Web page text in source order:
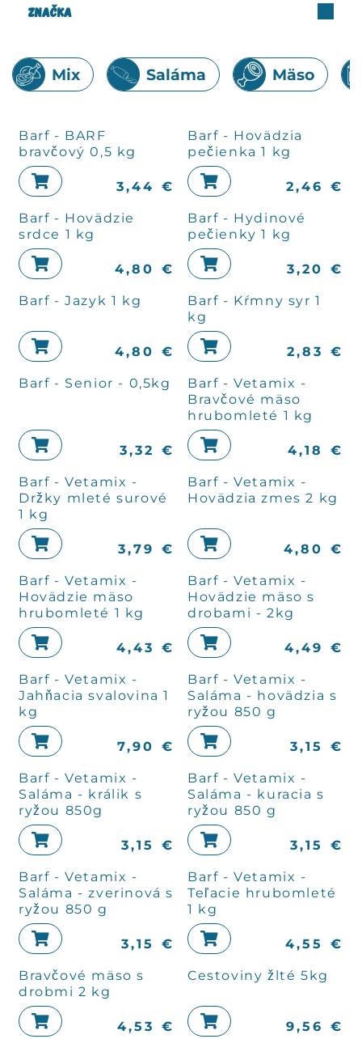
Značka
Mix Saláma Mäso
Barf - BARF
bravčový 0,5 kg
3,44 €
Barf - Hovädzia
pečienka 1 kg
2,46 €
Barf - Hovädzie
srdce 1 kg
4,80 €
Barf - Hydinové
pečienky 1 kg
3,20 €
Barf - Jazyk 1 kg
4,80 €
Barf - Kŕmny syr 1
kg
2,83 €
Barf - Senior - 0,5kg
3,32 €
Barf - Vetamix -
Bravčové mäso
hrubomleté 1 kg
4,18 €
Barf - Vetamix -
Držky mleté surové
1 kg
3,79 €
Barf - Vetamix -
Hovädzia zmes 2 kg
4,80 €
Barf - Vetamix -
Hovädzie mäso
hrubomleté 1 kg
4,43 €
Barf - Vetamix -
Hovädzie mäso s
drobami - 2kg
4,49 €
Barf - Vetamix -
Jahňacia svalovina 1
kg
7,90 €
Barf - Vetamix -
Saláma - hovädzia s
ryžou 850 g
3,15 €
Barf - Vetamix -
Saláma - králik s
ryžou 850g
3,15 €
Barf - Vetamix -
Saláma - kuracia s
ryžou 850 g
3,15 €
Barf - Vetamix -
Saláma - zverinová s
ryžou 850 g
3,15 €
Barf - Vetamix -
Teľacie hrubomleté
1 kg
4,55 €
Bravčové mäso s
drobmi 2 kg
4,53 €
Cestoviny žlté 5kg
9,56 €